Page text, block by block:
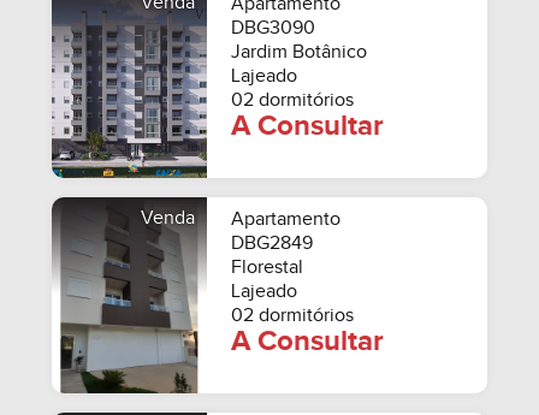
DBG3090
Jardim Botânico
Lajeado
02 dormitórios
A Consultar
Venda
Apartamento
DBG2849
Florestal
Lajeado
02 dormitórios
A Consultar